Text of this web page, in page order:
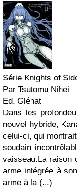
Série Knights of
Par Tsutomu Nihei
Ed. Glénat
Dans les
nouvel hybride,
celui-ci, qui
soudain
vaisseau.La raison
arme intégrée à
arme à la (...)